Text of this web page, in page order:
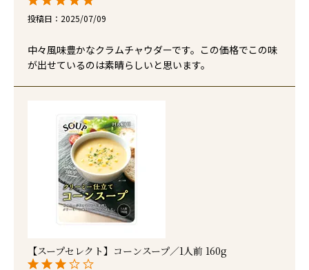
投稿日 2025/07/09
中々風味豊かなクラムチャウダーです。この価格でこの味
が出せているのは素晴らしいと思います。
【スープセレクト】コーンスープ／1人前 160g